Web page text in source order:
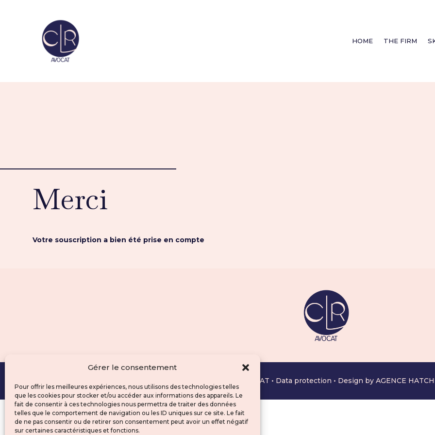
Gérer le consentement
Pour offrir les meilleures expériences, nous utilisons des technologies telles
que les cookies pour stocker et/ou accéder aux informations des appareils. Le
fait de consentir à ces technologies nous permettra de traiter des données
telles que le comportement de navigation ou les ID uniques sur ce site. Le fait
de ne pas consentir ou de retirer son consentement peut avoir un effet négatif
sur certaines caractéristiques et fonctions.
HOME THE FIRM
Merci
Votre souscription a bien été prise en compte
© 2024 CLR AVOCAT • Data protection • Design by AGENCE